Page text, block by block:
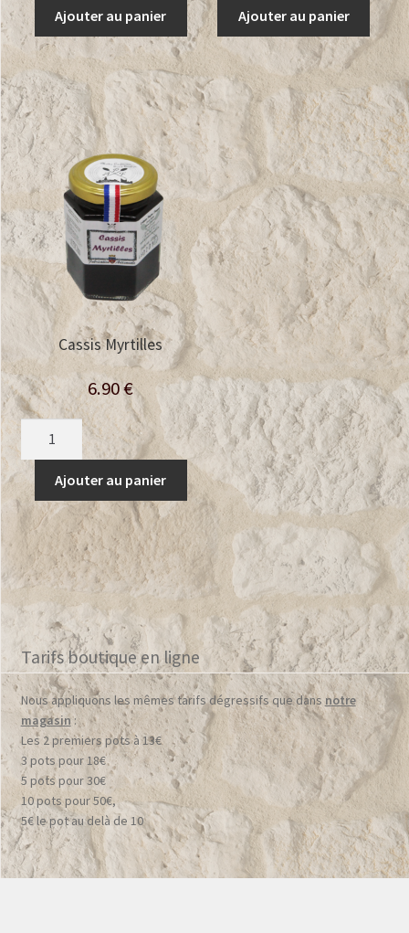
Oranges
Amères
Ajouter au panier
Abricot
à
Lavande
Ajouter au panier
Cassis Myrtilles
6.90€
de
Cassis
Myrtilles
Ajouter au panier
Tarifs boutique en ligne
Nous appliquons les mêmes tarifs dégressifs que dans notre
magasin:
Les 2 premiers pots à 13€
3 pots pour 18€
5 pots pour 30€
10 pots pour 50€,
5€ le pot au delà de 10